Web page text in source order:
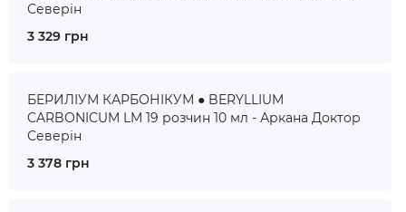
Северін
3 329 грн
БЕРИЛІУМ КАРБОНІКУМ ● BERYLLIUM
CARBONICUM LM 19 розчин 10 мл - Аркана Доктор
Северін
3 378 грн